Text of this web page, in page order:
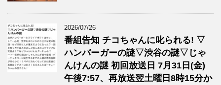
2026/07/26
番組告知 チコちゃんに叱られる! ▽
ハンバーガーの謎▽渋谷の謎▽じゃ
んけんの謎 初回放送日 7月31日(金)
午後7:57、再放送翌土曜日8時15分か